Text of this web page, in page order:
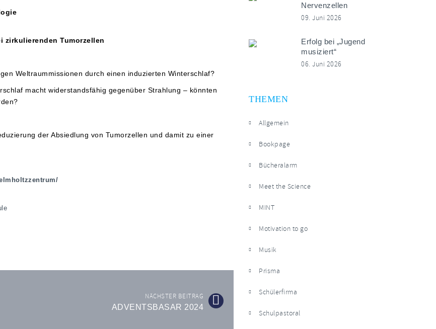
zirkulierenden Tumorzellen
Weltraummissionen durch einen induzierten Winterschlaf?
macht widerstandsfähig gegenüber Strahlung – könnten
der Absiedlung von Tumorzellen und damit zu einer
NÄCHSTER BEITRAG
ADVENTSBASAR 2024
Nervenzellen
09. Juni 2026
Erfolg bei „Jugend
musiziert“
06. Juni 2026
THEMEN
Allgemein
Bookpage
Bücheralarm
Meet the Science
MINT
Motivation to go
Musik
Prisma
Schülerfirma
Schulpastoral